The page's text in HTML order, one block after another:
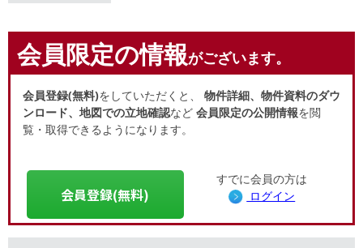
会員限定の情報がございます。
会員登録(無料)をしていただくと、 物件詳細、物件資料のダウ
ンロード、地図での立地確認など 会員限定の公開情報を閲
覧・取得できるようになります。
会員登録(無料)
すでに会員の方は
ログイン